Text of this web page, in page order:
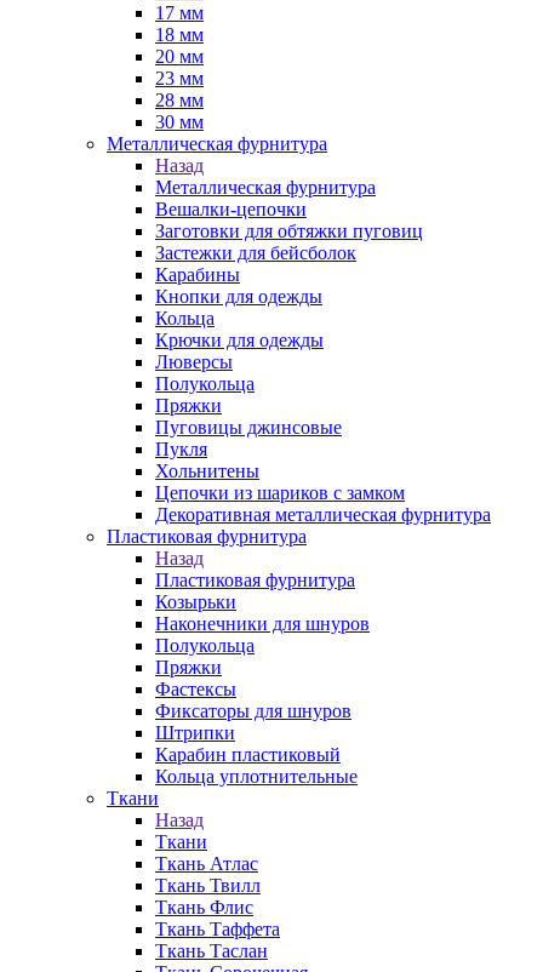
17 мм
18 мм
20 мм
23 мм
28 мм
30 мм
Металлическая фурнитура
Назад
Металлическая фурнитура
Вешалки-цепочки
Заготовки для обтяжки пуговиц
Застежки для бейсболок
Карабины
Кнопки для одежды
Кольца
Крючки для одежды
Люверсы
Полукольца
Пряжки
Пуговицы джинсовые
Пукля
Хольнитены
Цепочки из шариков с замком
Декоративная металлическая фурнитура
Пластиковая фурнитура
Назад
Пластиковая фурнитура
Козырьки
Наконечники для шнуров
Полукольца
Пряжки
Фастексы
Фиксаторы для шнуров
Штрипки
Карабин пластиковый
Кольца уплотнительные
Ткани
Назад
Ткани
Ткань Атлас
Ткань Твилл
Ткань Флис
Ткань Таффета
Ткань Таслан